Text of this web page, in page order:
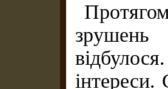
зрушень
інтереси.